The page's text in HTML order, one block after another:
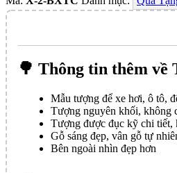
🌳 Thông tin thêm về
Mẫu tượng để xe hơi, ô tô,
Tượng nguyên khối, không
Tượng được đục kỹ chi tiết,
Gỗ sáng đẹp, vân gỗ tự
Bên ngoài nhìn đẹp hơn